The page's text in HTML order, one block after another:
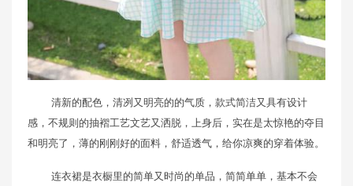
清新的配色，清冽又明亮的的气质，款式简洁又具有设计
感，不规则的抽褶工艺文艺又洒脱，上身后，实在是太惊艳的夺目
和明亮了，薄的刚刚好的面料，舒适透气，给你凉爽的穿着体验。
连衣裙是衣橱里的简单又时尚的单品，简简单单，基本不会